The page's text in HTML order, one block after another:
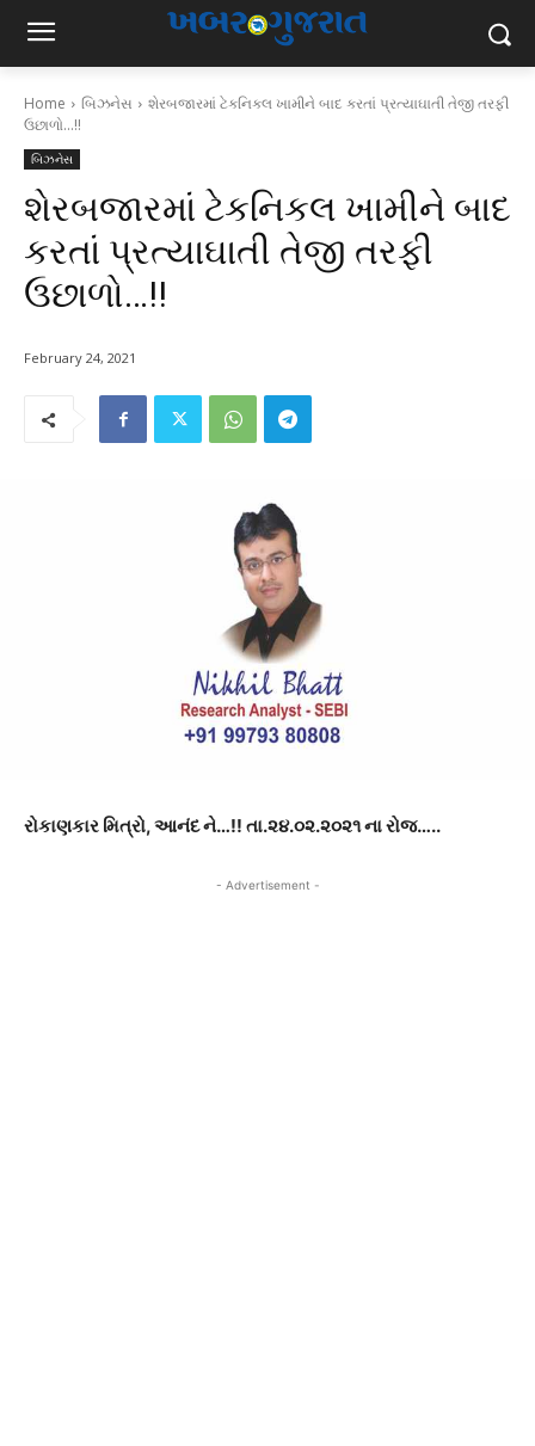
Home બિઝનેસ
શેરબજારમાં ટેકનિકલ ખામીને બાદ કરતાં પ્રત્યાઘાતી તેજી તરફી
ઉછાળો...!!
બિઝનેસ
શેરબજારમાં ટેકનિકલ ખામીને બાદ
કરતાં પ્રત્યાઘાતી તેજી તરફી
ઉછાળો…!!
February 24, 2021
રોકાણકાર મિત્રો,આનંદ ને…!! તા.૨૪.૦૨.૨૦૨૧ ના રોજ…..
- Advertisement -